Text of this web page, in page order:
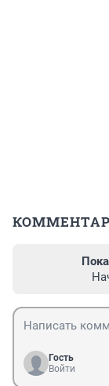
Гость
Войти